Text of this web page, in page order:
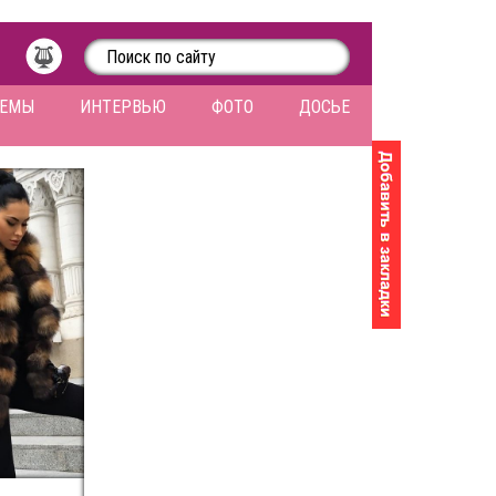
ИНТЕРВЬЮ ФОТО ДОСЬЕ